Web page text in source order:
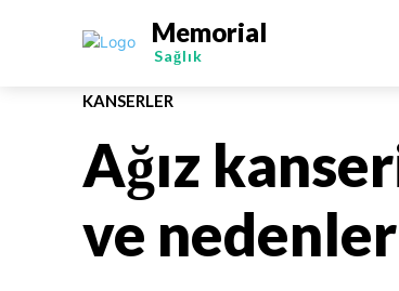
Memorial
Sağlık
KANSERLER
Ağız
ve